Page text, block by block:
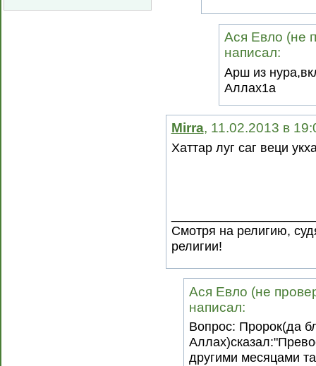
Ася Евло (не
написал:
Арш из
Аллах1а
Mirra, 11.02.2013 в
Хаттар луг саг веци
Смотря на религию,
религии!
Ася Евло (не
написал:
Вопрос: Пророк(да
другими месяцами